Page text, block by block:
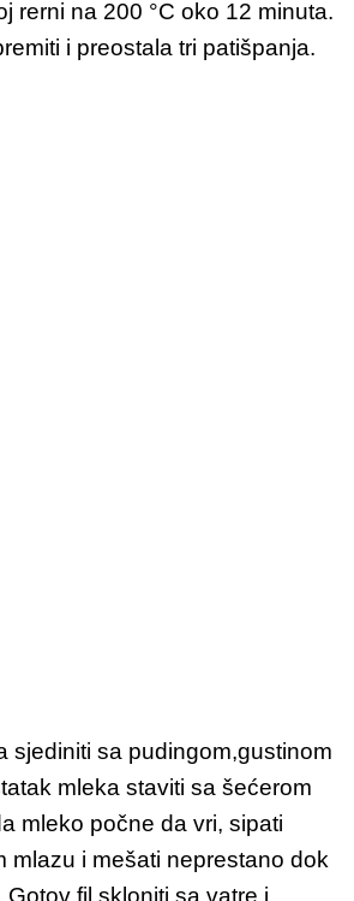
rerni na 200 °C oko 12 minuta.
i preostala tri patišpanja.
sjediniti sa pudingom,gustinom
mleka staviti sa šećerom
mleko počne da vri, sipati
mlazu i mešati neprestano dok
fil skloniti sa vatre i